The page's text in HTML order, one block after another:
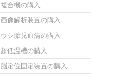
複合機の購入
画像解析装置の購入
ウシ胎児血清の購入
超低温槽の購入
脳定位固定装置の購入